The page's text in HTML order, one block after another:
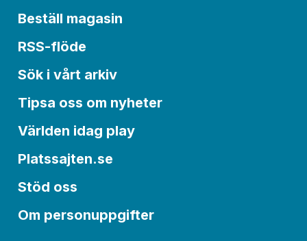
Beställ magasin
RSS-flöde
Sök i vårt arkiv
Tipsa oss om nyheter
Världen idag play
Platssajten.se
Stöd oss
Om personuppgifter